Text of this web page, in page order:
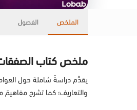
الملخص الفصول
ملخص كتاب الصفقات
يقدِّم دراسةً شاملة حول
والتعاريف؛ كما تشرح